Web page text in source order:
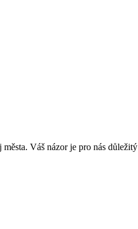
Váš názor je pro nás